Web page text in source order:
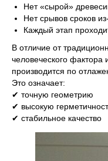
Нет «сырой»
Нет срывов сроков
Каждый этап
В отличие от
человеческого
производится по
Это означает:
✔ точную геометрию
✔ высокую
✔ стабильное качество